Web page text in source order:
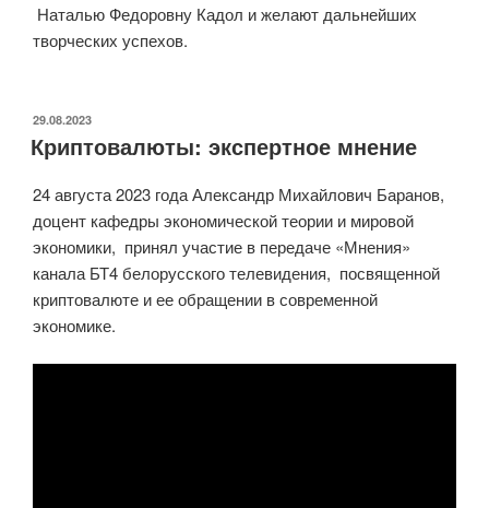
Наталью Федоровну Кадол и желают дальнейших
творческих успехов.
ОПУБЛИКОВАНО
29.08.2023
Криптовалюты: экспертное мнение
24 августа 2023 года Александр Михайлович Баранов,
доцент кафедры экономической теории и мировой
экономики, принял участие в передаче «Мнения»
канала БТ4 белорусского телевидения, посвященной
криптовалюте и ее обращении в современной
экономике.